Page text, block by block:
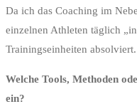
Da ich das Coaching im
einzelnen Athleten täglich
Trainingseinheiten absolviert.
Welche Tools, Methoden
ein?